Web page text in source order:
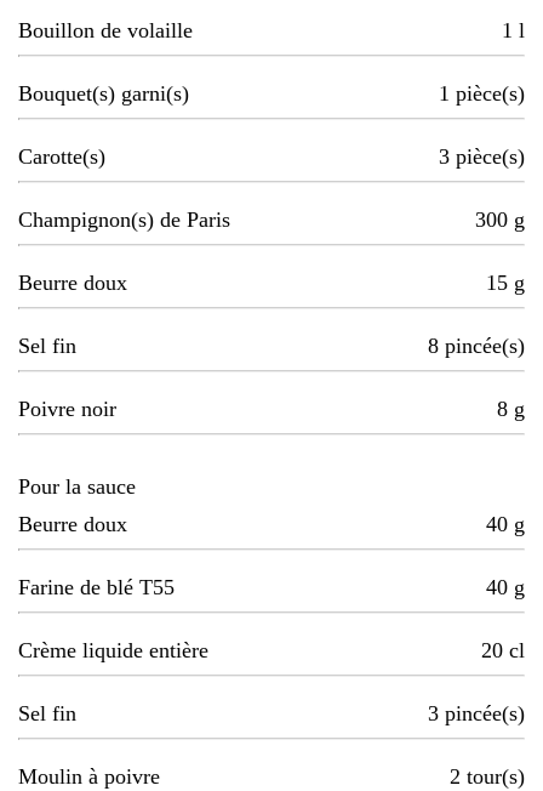
Bouillon de volaille 1 l
Bouquet(s) garni(s) 1 pièce(s)
Carotte(s) 3 pièce(s)
Champignon(s) de Paris 300 g
Beurre doux 15 g
Sel fin 8 pincée(s)
Poivre noir 8 g
Pour la sauce
Beurre doux
40 g
Farine de blé T55 40 g
Crème liquide entière 20 cl
Sel fin 3 pincée(s)
Moulin à poivre 2 tour(s)